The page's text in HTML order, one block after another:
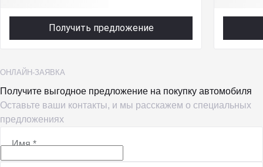
Получить предложение
ОНЛАЙН-ЗАЯВКА
Получите выгодное предложение на покупку автомобиля
Оставьте ваши контакты, и мы расскажем о специальных
предложениях
Имя*